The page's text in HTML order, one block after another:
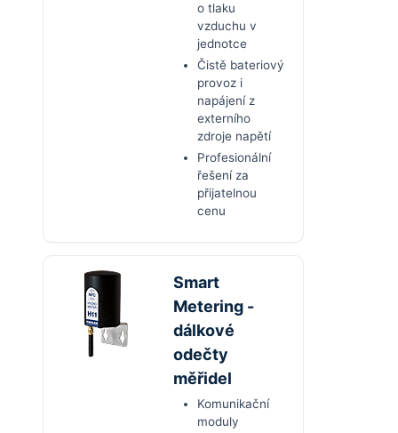
o tlaku
vzduchu v
jednotce
Čistě bateriový
provoz i
napájení z
externího
zdroje napětí
Profesionální
řešení za
přijatelnou
cenu
Smart
Metering -
dálkové
odečty
měřidel
Komunikační
moduly